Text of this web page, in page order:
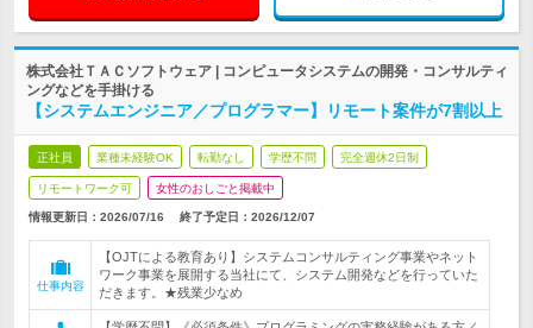
株式会社ＴＡＣソフトウェア | コンピュータシステムの開発・コンサルティ
ングなどを手掛ける
【システムエンジニア／プログラマー】リモート案件が7割以上
正社員 業種未経験OK 転勤なし 学歴不問 完全週休2日制
リモートワーク可 女性のおしごと掲載中
情報更新日：2026/07/16 終了予定日： 2026/12/07
仕事内容
【OJTによる教育あり】システムコンサルティング事業やネット
ワーク事業を展開する当社にて、システム開発などを行っていた
だきます。★残業少なめ